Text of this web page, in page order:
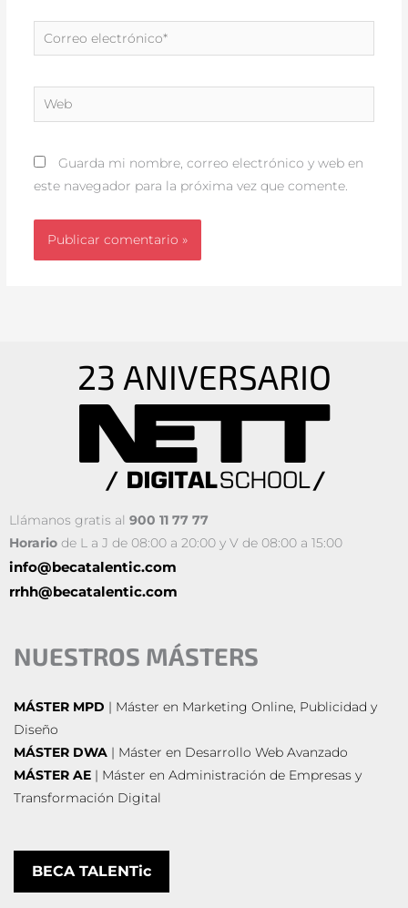
Correo
electrónico*
Web
Guarda mi nombre, correo electrónico y web en
este navegador para la próxima vez que comente.
Llámanos gratis al 900 11 77 77
Horario de L a J de 08:00 a 20:00 y V de 08:00 a 15:00
info@becatalentic.com
rrhh@becatalentic.com
NUESTROS MÁSTERS
MÁSTER MPD | Máster en Marketing Online, Publicidad y
Diseño
MÁSTER DWA | Máster en Desarrollo Web Avanzado
MÁSTER AE | Máster en Administración de Empresas y
Transformación Digital
BECA TALENTic